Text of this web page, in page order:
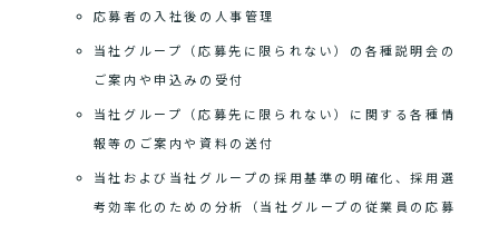
応募者の入社後の人事管理
当社グループ（応募先に限られない）の各種説明会の
ご案内や申込みの受付
当社グループ（応募先に限られない）に関する各種情
報等のご案内や資料の送付
当社および当社グループの採用基準の明確化、採用選
考効率化のための分析（当社グループの従業員の応募